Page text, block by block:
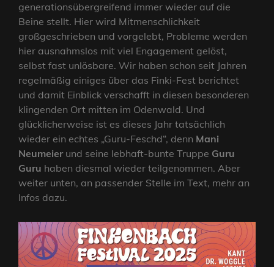
generationsübergreifend immer wieder auf die
Beine stellt. Hier wird Mitmenschlichkeit
großgeschrieben und vorgelebt, Probleme werden
hier ausnahmslos mit viel Engagement gelöst,
selbst fast unlösbare. Wir haben schon seit Jahren
regelmäßig einiges über das Finki-Fest berichtet
und damit Einblick verschafft in diesen besonderen
klingenden Ort mitten im Odenwald. Und
glücklicherweise ist es dieses Jahr tatsächlich
wieder ein echtes „Guru-Feschd“, denn Mani
Neumeierund seine lebhaft-bunte Truppe Guru
Guru haben diesmal wieder teilgenommen. Aber
weiter unten, an passender Stelle im Text, mehr an
Infos dazu.